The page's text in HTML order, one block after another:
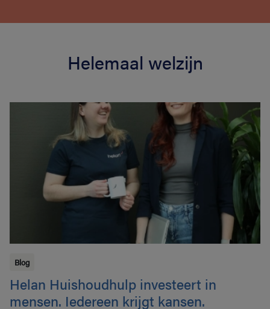
Helemaal welzijn
Blog
Helan Huishoudhulp investeert in
mensen. Iedereen krijgt kansen.